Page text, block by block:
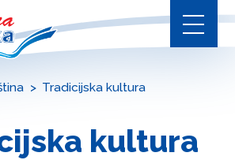
Tradicijska kultura
kultura